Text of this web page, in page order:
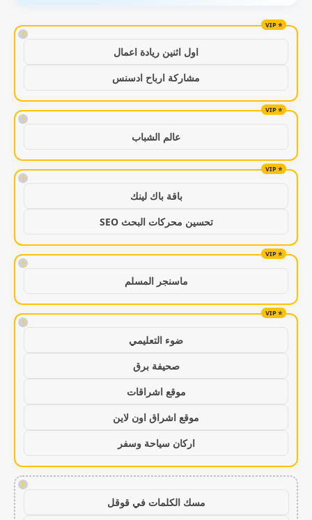
!
اول اثنين ريادة اعمال
مشاركة ارباح ادسنس
!
عالم الشباب
!
باقة باك لينك
تحسين محركات البحث SEO
!
ماسنجر المسلم
!
ضوء التعليمي
صحيفة برق
موقع اشراقات
موقع اشراق اون لاين
اركان سياحة وسفر
!
مسك الكلمات في قوقل